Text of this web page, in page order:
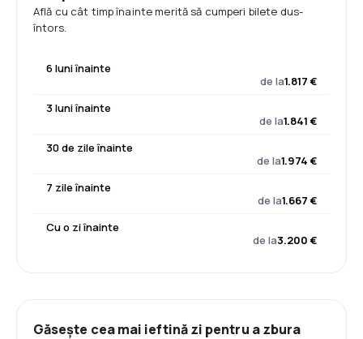
Află cu cât timp înainte merită să cumperi bilete dus-
întors.
6 luni înainte
de la1.817 €
3 luni înainte
de la1.841 €
30 de zile înainte
de la1.974 €
7 zile înainte
de la1.667 €
Cu o zi înainte
de la3.200 €
Găsește cea mai ieftină zi pentru a zbura